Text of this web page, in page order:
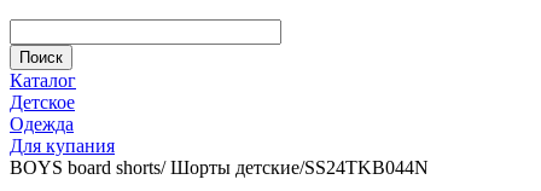
Каталог
Детское
Одежда
Для купания
BOYS board shorts/ Шорты детские/SS24TKB044N